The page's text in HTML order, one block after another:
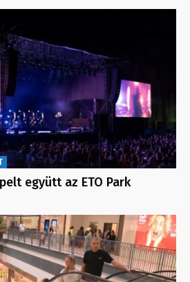
együtt az ETO Park